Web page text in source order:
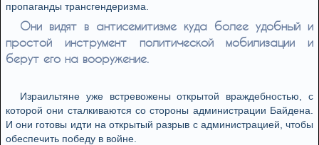
пропаганды трансгендеризма.
Они видят в антисемитизме куда более удобный и
простой инструмент политической мобилизации и
берут его на вооружение.
Израильтяне уже встревожены открытой враждебностью, с
которой они сталкиваются со стороны администрации Байдена.
И они готовы идти на открытый разрыв с администрацией, чтобы
обеспечить победу в войне.